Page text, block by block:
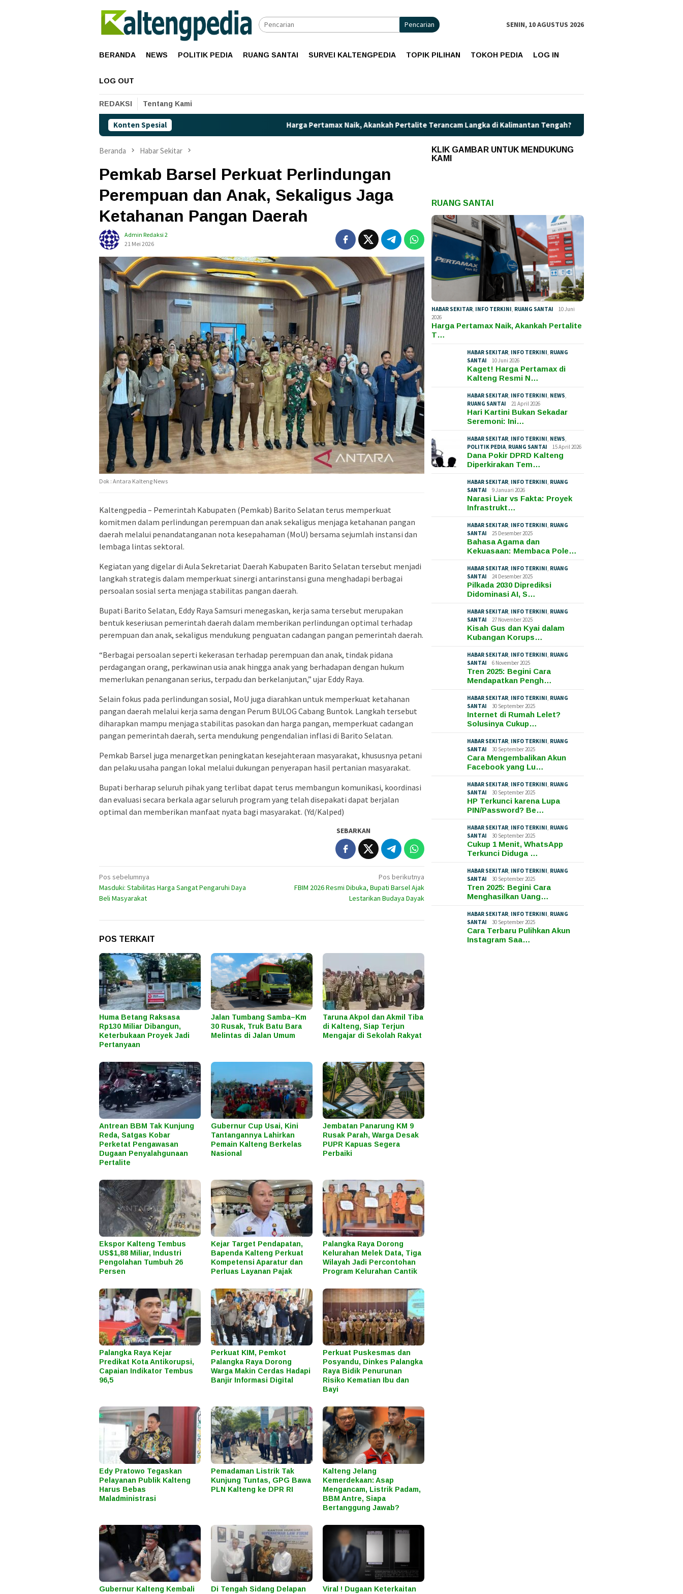
Pencarian SENIN, 10 AGUSTUS 2026
BERANDA NEWS POLITIK PEDIA RUANG SANTAI SURVEI KALTENGPEDIA TOPIK PILIHAN TOKOH PEDIA LOG IN
LOG OUT
REDAKSI Tentang Kami
Konten Spesial Harga Pertamax Naik, Akankah Pertalite Terancam Langka di Kalimantan Tengah? Kaget! Harga Pertamax di Kalteng Resmi
Beranda Habar Sekitar
Pemkab Barsel Perkuat Perlindungan
Perempuan dan Anak, Sekaligus Jaga
Ketahanan Pangan Daerah
Admin Redaksi 2
21 Mei 2026
Dok : Antara Kalteng News
Kaltengpedia – Pemerintah Kabupaten (Pemkab) Barito Selatan terus memperkuat
komitmen dalam perlindungan perempuan dan anak sekaligus menjaga ketahanan pangan
daerah melalui penandatanganan nota kesepahaman (MoU) bersama sejumlah instansi dan
lembaga lintas sektoral.
Kegiatan yang digelar di Aula Sekretariat Daerah Kabupaten Barito Selatan tersebut menjadi
langkah strategis dalam memperkuat sinergi antarinstansi guna menghadapi berbagai
persoalan sosial serta menjaga stabilitas pangan daerah.
Bupati Barito Selatan, Eddy Raya Samsuri menegaskan, kerja sama tersebut merupakan
bentuk keseriusan pemerintah daerah dalam memberikan perlindungan optimal terhadap
perempuan dan anak, sekaligus mendukung penguatan cadangan pangan pemerintah daerah.
“Berbagai persoalan seperti kekerasan terhadap perempuan dan anak, tindak pidana
perdagangan orang, perkawinan usia anak hingga anak yang berhadapan dengan hukum
memerlukan penanganan serius, terpadu dan berkelanjutan,” ujar Eddy Raya.
Selain fokus pada perlindungan sosial, MoU juga diarahkan untuk memperkuat ketahanan
pangan daerah melalui kerja sama dengan Perum BULOG Cabang Buntok. Langkah tersebut
diharapkan mampu menjaga stabilitas pasokan dan harga pangan, memperkuat cadangan
pangan pemerintah daerah, serta mendukung pengendalian inflasi di Barito Selatan.
Pemkab Barsel juga menargetkan peningkatan kesejahteraan masyarakat, khususnya petani
dan pelaku usaha pangan lokal melalui dukungan penyerapan hasil pertanian masyarakat.
Bupati berharap seluruh pihak yang terlibat dapat terus membangun komunikasi, koordinasi
dan evaluasi secara berkala agar seluruh program yang telah disepakati dapat berjalan
optimal dan memberikan manfaat nyata bagi masyarakat. (Yd/Kalped)
SEBARKAN
Navigasi
pos
Pos sebelumnya
Masduki: Stabilitas Harga Sangat Pengaruhi Daya
Beli Masyarakat
Pos berikutnya
FBIM 2026 Resmi Dibuka, Bupati Barsel Ajak
Lestarikan Budaya Dayak
POS TERKAIT
Huma Betang Raksasa
Rp130 Miliar Dibangun,
Keterbukaan Proyek Jadi
Pertanyaan
Jalan Tumbang Samba–Km
30 Rusak, Truk Batu Bara
Melintas di Jalan Umum
Taruna Akpol dan Akmil Tiba
di Kalteng, Siap Terjun
Mengajar di Sekolah Rakyat
Antrean BBM Tak Kunjung
Reda, Satgas Kobar
Perketat Pengawasan
Dugaan Penyalahgunaan
Pertalite
Gubernur Cup Usai, Kini
Tantangannya Lahirkan
Pemain Kalteng Berkelas
Nasional
Jembatan Panarung KM 9
Rusak Parah, Warga Desak
PUPR Kapuas Segera
Perbaiki
Ekspor Kalteng Tembus
US$1,88 Miliar, Industri
Pengolahan Tumbuh 26
Persen
Kejar Target Pendapatan,
Bapenda Kalteng Perkuat
Kompetensi Aparatur dan
Perluas Layanan Pajak
Palangka Raya Dorong
Kelurahan Melek Data, Tiga
Wilayah Jadi Percontohan
Program Kelurahan Cantik
Palangka Raya Kejar
Predikat Kota Antikorupsi,
Capaian Indikator Tembus
96,5
Perkuat KIM, Pemkot
Palangka Raya Dorong
Warga Makin Cerdas Hadapi
Banjir Informasi Digital
Perkuat Puskesmas dan
Posyandu, Dinkes Palangka
Raya Bidik Penurunan
Risiko Kematian Ibu dan
Bayi
Edy Pratowo Tegaskan
Pelayanan Publik Kalteng
Harus Bebas
Maladministrasi
Pemadaman Listrik Tak
Kunjung Tuntas, GPG Bawa
PLN Kalteng ke DPR RI
Kalteng Jelang
Kemerdekaan: Asap
Mengancam, Listrik Padam,
BBM Antre, Siapa
Bertanggung Jawab?
Gubernur Kalteng Kembali
Di Tengah Sidang Delapan
Viral ! Dugaan Keterkaitan
KLIK GAMBAR UNTUK MENDUKUNG
KAMI
RUANG SANTAI
HABAR SEKITAR INFO TERKINI RUANG SANTAI
10 Juni
2026
Harga Pertamax Naik, Akankah Pertalite
T…
HABAR SEKITAR INFO TERKINI RUANG
SANTAI
10 Juni 2026
Kaget! Harga Pertamax di
Kalteng Resmi N…
HABAR SEKITAR INFO TERKINI NEWS
RUANG SANTAI
21 April 2026
Hari Kartini Bukan Sekadar
Seremoni: Ini…
HABAR SEKITAR INFO TERKINI NEWS
POLITIK PEDIA RUANG SANTAI 15 April 2026
Dana Pokir DPRD Kalteng
Diperkirakan Tem…
HABAR SEKITAR INFO TERKINI RUANG
SANTAI
9 Januari 2026
Narasi Liar vs Fakta: Proyek
Infrastrukt…
HABAR SEKITAR INFO TERKINI RUANG
SANTAI
25 Desember 2025
Bahasa Agama dan
Kekuasaan: Membaca Pole…
HABAR SEKITAR INFO TERKINI RUANG
SANTAI
24 Desember 2025
Pilkada 2030 Diprediksi
Didominasi AI, S…
HABAR SEKITAR INFO TERKINI RUANG
SANTAI
27 November 2025
Kisah Gus dan Kyai dalam
Kubangan Korups…
HABAR SEKITAR INFO TERKINI RUANG
SANTAI
6 November 2025
Tren 2025: Begini Cara
Mendapatkan Pengh…
HABAR SEKITAR INFO TERKINI RUANG
SANTAI
30 September 2025
Internet di Rumah Lelet?
Solusinya Cukup…
HABAR SEKITAR INFO TERKINI RUANG
SANTAI
30 September 2025
Cara Mengembalikan Akun
Facebook yang Lu…
HABAR SEKITAR INFO TERKINI RUANG
SANTAI
30 September 2025
HP Terkunci karena Lupa
PIN/Password? Be…
HABAR SEKITAR INFO TERKINI RUANG
SANTAI
30 September 2025
Cukup 1 Menit, WhatsApp
Terkunci Diduga …
HABAR SEKITAR INFO TERKINI RUANG
SANTAI
30 September 2025
Tren 2025: Begini Cara
Menghasilkan Uang…
HABAR SEKITAR INFO TERKINI RUANG
SANTAI
30 September 2025
Cara Terbaru Pulihkan Akun
Instagram Saa…